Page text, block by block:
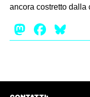
ancora costretto dalla
Mastodon